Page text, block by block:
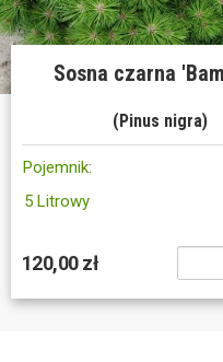
Sosna czarna
(Pinus nigra)
Pojemnik:
5 Litrowy
120,00 zł